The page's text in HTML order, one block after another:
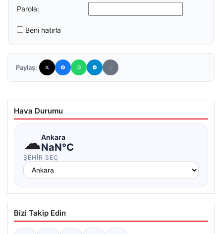
Parola:
Beni hatırla
Paylaş:
Hava Durumu
☁Ankara
NaN°C
ŞEHIR SEÇ
Bizi Takip Edin